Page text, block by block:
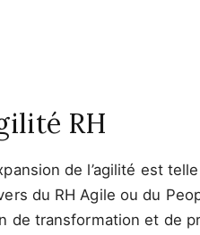
RH
de l’agilité est
du RH Agile ou du
de transformation et de